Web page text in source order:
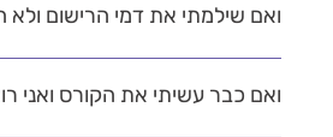
ואם שילמתי את דמי הרישום ולא
ואם כבר עשיתי את הקורס ואני